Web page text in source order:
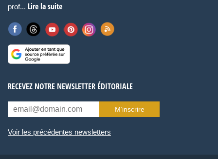
prof... Lire la suite
RECEVEZ NOTRE NEWSLETTER ÉDITORIALE
M’inscrire
Voir les précédentes newsletters